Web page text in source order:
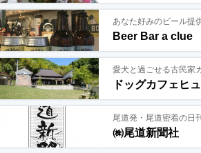
あなた好みのビール提
Beer Bar a clue
愛犬と過ごせる古民家
ドッグカフェヒ
尾道発・尾道密着の日
㈱尾道新聞社